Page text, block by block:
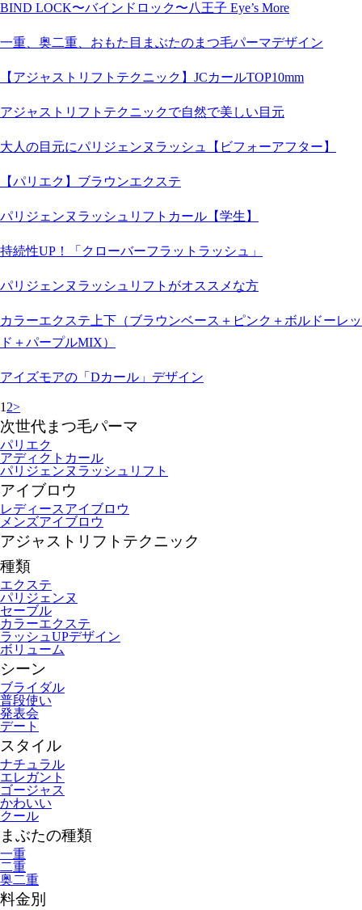
BIND LOCK〜バインドロック〜八王子 Eye’s More
一重、奥二重、おもた目まぶたのまつ毛パーマデザイン
【アジャストリフトテクニック】JCカールTOP10mm
アジャストリフトテクニックで自然で美しい目元
大人の目元にパリジェンヌラッシュ【ビフォーアフター】
【パリエク】ブラウンエクステ
パリジェンヌラッシュリフトカール【学生】
持続性UP！「クローバーフラットラッシュ」
パリジェンヌラッシュリフトがオススメな方
カラーエクステ上下（ブラウンベース＋ピンク＋ボルドーレッ
ド＋パープルMIX）
アイズモアの「Dカール」デザイン
1 2>
次世代まつ毛パーマ
パリエク
アディクトカール
パリジェンヌラッシュリフト
アイブロウ
レディースアイブロウ
メンズアイブロウ
アジャストリフトテクニック
種類
エクステ
パリジェンヌ
セーブル
カラーエクステ
ラッシュUPデザイン
ボリューム
シーン
ブライダル
普段使い
発表会
デート
スタイル
ナチュラル
エレガント
ゴージャス
かわいい
クール
まぶたの種類
一重
二重
奥二重
料金別